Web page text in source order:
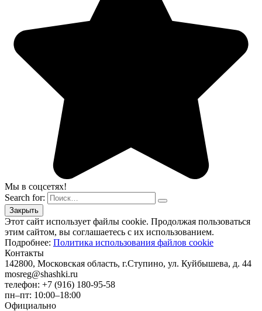
Мы в соцсетях!
Search for:
Этот сайт использует файлы cookie. Продолжая пользоваться
этим сайтом, вы соглашаетесь с их использованием.
Подробнее: Политика использования файлов cookie
Контакты
142800, Московская область, г.Ступино, ул. Куйбышева, д. 44
mosreg@shashki.ru
телефон: +7 (916) 180-95-58
пн–пт: 10:00–18:00
Официально